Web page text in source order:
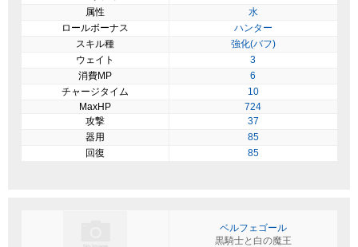
属性
水
ロールボーナス
ハンター
スキル種
強化(バフ)
ウェイト
3
消費MP
6
チャージタイム
10
MaxHP
724
攻撃
37
器用
85
回復
85
ベルフェゴール
黒騎士と白の魔王